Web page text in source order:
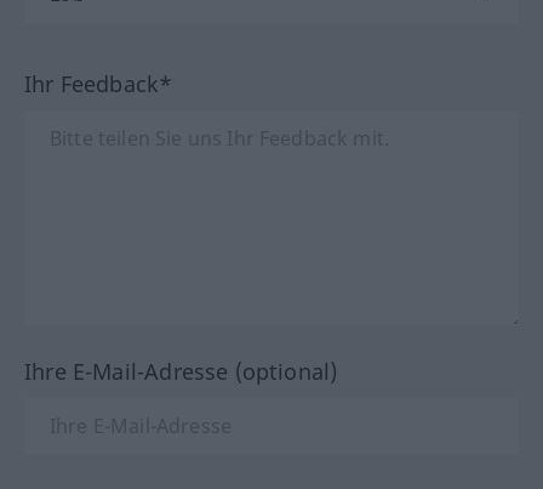
Ihr Feedback*
Ihre E-Mail-Adresse (optional)